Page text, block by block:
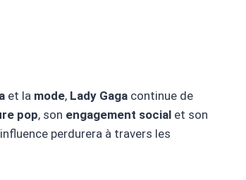
et la mode, Lady Gaga continue de
pop, son engagement social et son
perdurera à travers les